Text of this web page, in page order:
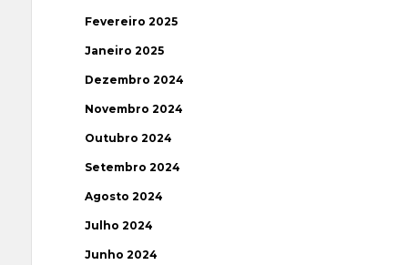
Fevereiro 2025
Janeiro 2025
Dezembro 2024
Novembro 2024
Outubro 2024
Setembro 2024
Agosto 2024
Julho 2024
Junho 2024